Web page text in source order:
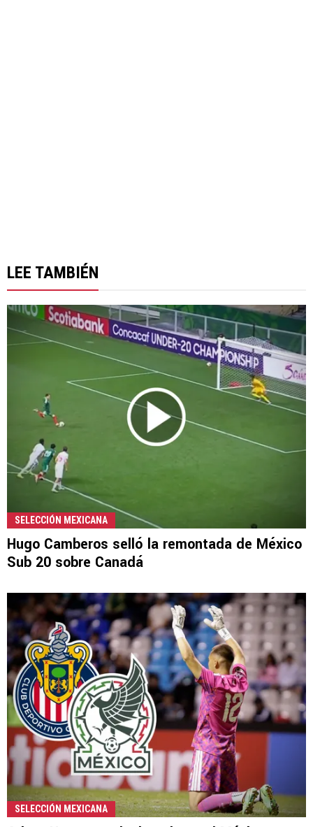
LEE TAMBIÉN
SELECCIÓN MEXICANA
Hugo Camberos selló la remontada de México
Sub 20 sobre Canadá
SELECCIÓN MEXICANA